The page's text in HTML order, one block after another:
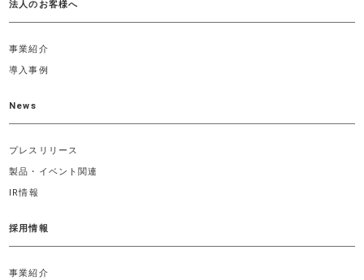
法人のお客様へ
事業紹介
導入事例
News
プレスリリース
製品・イベント関連
IR情報
採用情報
事業紹介